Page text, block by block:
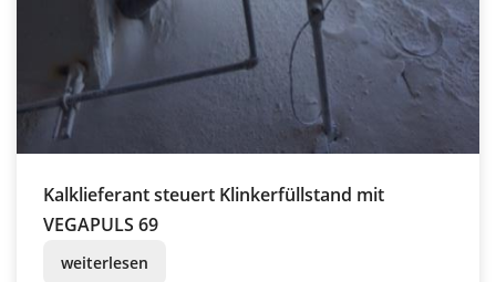
Kalklieferant steuert Klinkerfüllstand mit
VEGAPULS 69
weiterlesen